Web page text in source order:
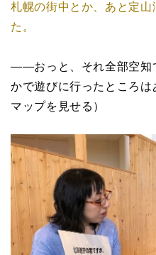
札幌の街中とか、あと定
た。
――おっと、それ全部空知
かで遊びに行ったところ
マップを見せる）